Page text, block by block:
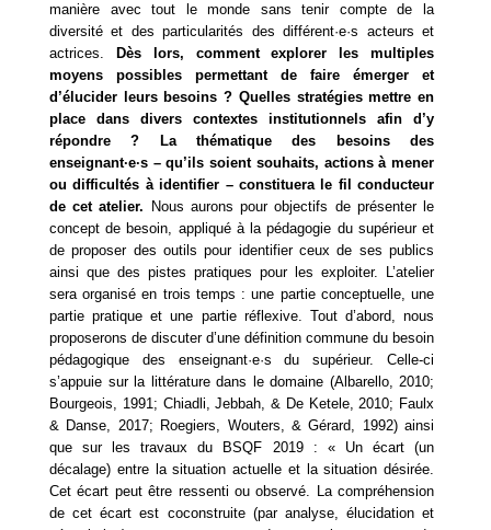
manière avec tout le monde sans tenir compte de la
diversité et des particularités des différent·e·s acteurs et
actrices.
Dès lors, comment explorer les multiples
moyens possibles permettant de faire émerger et
d’élucider leurs besoins ? Quelles stratégies mettre en
place dans divers contextes institutionnels afin d’y
répondre ? La thématique des besoins des
enseignant·e·s – qu’ils soient souhaits, actions à mener
ou difficultés à identifier – constituera le fil conducteur
de cet atelier. Nous aurons pour objectifs de présenter le
concept de besoin, appliqué à la pédagogie du supérieur et
de proposer des outils pour identifier ceux de ses publics
ainsi que des pistes pratiques pour les exploiter. L’atelier
sera organisé en trois temps : une partie conceptuelle, une
partie pratique et une partie réflexive. Tout d’abord, nous
proposerons de discuter d’une définition commune du besoin
pédagogique des enseignant·e·s du supérieur. Celle-ci
s’appuie sur la littérature dans le domaine (Albarello, 2010;
Bourgeois, 1991; Chiadli, Jebbah, & De Ketele, 2010; Faulx
& Danse, 2017; Roegiers, Wouters, & Gérard, 1992) ainsi
que sur les travaux du BSQF 2019 : « Un écart (un
décalage) entre la situation actuelle et la situation désirée.
Cet écart peut être ressenti ou observé. La compréhension
de cet écart est coconstruite (par analyse, élucidation et